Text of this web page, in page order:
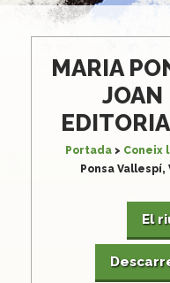
MARIA
Portada > Coneix
Ponsa
El